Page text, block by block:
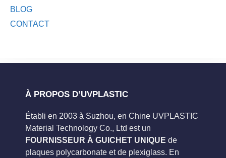
BLOG
CONTACT
À PROPOS D’UVPLASTIC
Établi en 2003 à Suzhou, en Chine UVPLASTIC
Material Technology Co., Ltd est un
FOURNISSEUR À GUICHET UNIQUE de
plaques polycarbonate et de plexiglass. En